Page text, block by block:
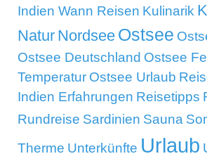
Indien Wann Reisen Kulinarik
Natur Nordsee Ostsee
Ostsee Deutschland Ostsee
Temperatur Ostsee Urlaub
Indien Erfahrungen Reisetipps
Rundreise Sardinien Sauna
Therme Unterkünfte Urlaub